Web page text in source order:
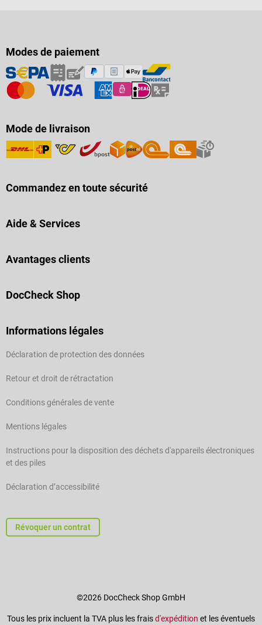
Modes de paiement
Mode de livraison
Commandez en toute sécurité
Aide & Services
Avantages clients
DocCheck Shop
Informations légales
Déclaration de protection des données
Retour et droit de rétractation
Conditions générales de vente
Mentions légales
Instructions pour la disposition des déchets d'appareils électroniques
et des piles
Déclaration d’accessibilité
Révoquer un contrat
©2026 DocCheck Shop GmbH
Tous les prix incluent la TVA plus les fraisd'expédition et les éventuels